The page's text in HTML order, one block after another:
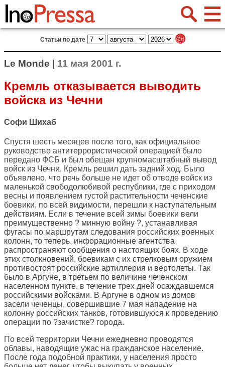
Статьи по дате
Le Monde | 11 мая 2001 г.
Кремль отказывается выводить
войска из Чечни
Софи Шихаб
Спустя шесть месяцев после того, как официальное
руководство антитеррористической операцией было
передано ФСБ и был обещан крупномасштабный вывод
войск из Чечни, Кремль решил дать задний ход. Было
объявлено, что речь больше не идет об отводе войск из
маленькой свободолюбивой республики, где с приходом
весны и появлением густой растительности чеченские
боевики, по всей видимости, перешли к наступательным
действиям. Если в течение всей зимы боевики вели
преимущественно ? минную войну ?, устанавливая
фугасы по маршрутам следования российских военных
колонн, то теперь, инфорационные агентства
распространяют сообщения о настоящих боях. В ходе
этих столкновений, боевикам с их стрелковым оружием
противостоят российские артиллерия и вертолеты. Так
было в Аргуне, в третьем по величине чеченском
населенном пункте, в течение трех дней осаждавшемся
российскими войсками. В Аргуне в одном из домов
засели чеченцы, совершившие 7 мая нападение на
колонну российских танков, готовившуюся к проведению
операции по ?зачистке? города.
По всей территории Чечни ежедневно проводятся
облавы, наводящие ужас на гражданское население.
После года подобной практики, у населения просто